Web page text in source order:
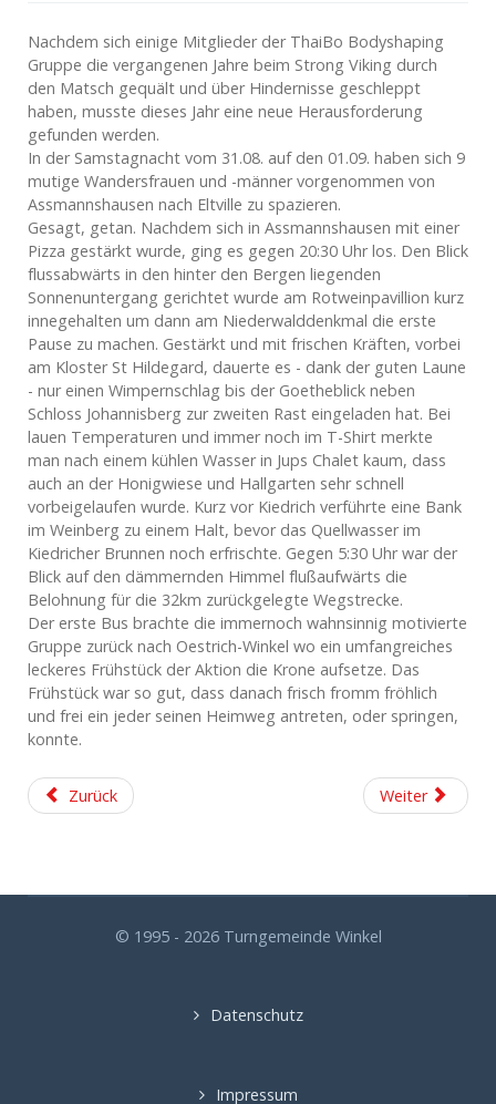
Nachdem sich einige Mitglieder der ThaiBo Bodyshaping
Gruppe die vergangenen Jahre beim Strong Viking durch
den Matsch gequält und über Hindernisse geschleppt
haben, musste dieses Jahr eine neue Herausforderung
gefunden werden.
In der Samstagnacht vom 31.08. auf den 01.09. haben sich 9
mutige Wandersfrauen und -männer vorgenommen von
Assmannshausen nach Eltville zu spazieren.
Gesagt, getan. Nachdem sich in Assmannshausen mit einer
Pizza gestärkt wurde, ging es gegen 20:30 Uhr los. Den Blick
flussabwärts in den hinter den Bergen liegenden
Sonnenuntergang gerichtet wurde am Rotweinpavillion kurz
innegehalten um dann am Niederwalddenkmal die erste
Pause zu machen. Gestärkt und mit frischen Kräften, vorbei
am Kloster St Hildegard, dauerte es - dank der guten Laune
- nur einen Wimpernschlag bis der Goetheblick neben
Schloss Johannisberg zur zweiten Rast eingeladen hat. Bei
lauen Temperaturen und immer noch im T-Shirt merkte
man nach einem kühlen Wasser in Jups Chalet kaum, dass
auch an der Honigwiese und Hallgarten sehr schnell
vorbeigelaufen wurde. Kurz vor Kiedrich verführte eine Bank
im Weinberg zu einem Halt, bevor das Quellwasser im
Kiedricher Brunnen noch erfrischte. Gegen 5:30 Uhr war der
Blick auf den dämmernden Himmel flußaufwärts die
Belohnung für die 32km zurückgelegte Wegstrecke.
Der erste Bus brachte die immernoch wahnsinnig motivierte
Gruppe zurück nach Oestrich-Winkel wo ein umfangreiches
leckeres Frühstück der Aktion die Krone aufsetze. Das
Frühstück war so gut, dass danach frisch fromm fröhlich
und frei ein jeder seinen Heimweg antreten, oder springen,
konnte.
Zurück Weiter
© 1995 - 2026 Turngemeinde Winkel
Datenschutz
Impressum